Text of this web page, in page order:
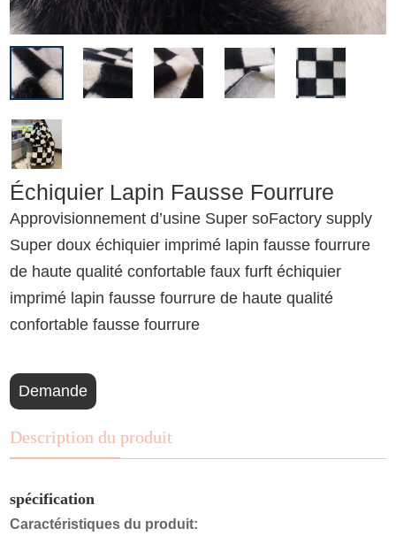
Échiquier Lapin Fausse Fourrure
Approvisionnement d’usine Super soFactory supply
Super doux échiquier imprimé lapin fausse fourrure
de haute qualité confortable faux furft échiquier
imprimé lapin fausse fourrure de haute qualité
confortable fausse fourrure
Demande
Description du produit
spécification
Caractéristiques du produit: